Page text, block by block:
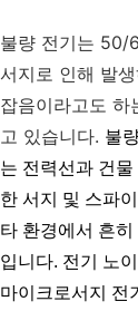
불량 전기는 50/
서지로 인해 발
잡음이라고도 하
고 있습니다. 불
는 전력선과 건
한 서지 및 스파
타 환경에서 흔
입니다. 전기 노
마이크로서지 전